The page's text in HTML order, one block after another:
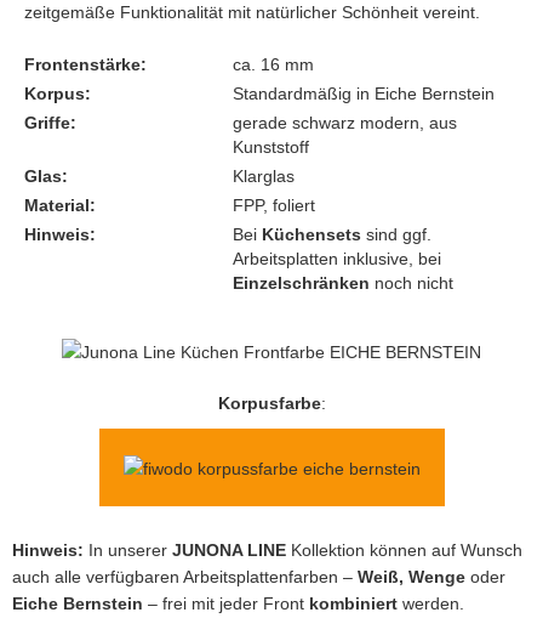
zeitgemäße Funktionalität mit natürlicher Schönheit vereint.
Frontenstärke:
ca. 16 mm
Korpus:
Standardmäßig in Eiche Bernstein
Griffe:
gerade schwarz modern, aus
Kunststoff
Glas:
Klarglas
Material:
FPP, foliert
Hinweis:
Bei Küchensets sind ggf.
Arbeitsplatten inklusive, bei
Einzelschränken noch nicht
Korpusfarbe:
Hinweis: In unserer JUNONA LINE Kollektion können auf Wunsch
auch alle verfügbaren Arbeitsplattenfarben – Weiß, Wenge oder
Eiche Bernstein – frei mit jeder Front kombiniert werden.